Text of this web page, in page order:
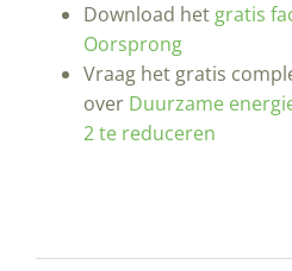
Download het gratis
Oorsprong
Vraag het gratis
over Duurzame
2 te reduceren